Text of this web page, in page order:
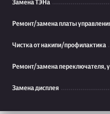
Замена ТЭНа
Ремонт/замена платы
Чистка от накипи/профилактика
Ремонт/замена переключателя,
Замена дисплея